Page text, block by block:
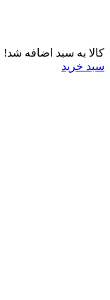
کالا به سبد اضافه شد!
سبد خرید